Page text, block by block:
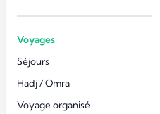
Voyages
Séjours
Hadj / Omra
Voyage organisé